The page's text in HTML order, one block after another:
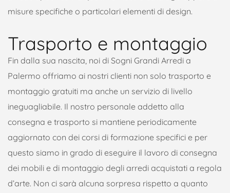
misure specifiche o particolari elementi di design.
Trasporto e montaggio
Fin dalla sua nascita, noi di Sogni Grandi Arredi a
Palermo offriamo ai nostri clienti non solo trasporto e
montaggio gratuiti ma anche un servizio di livello
ineguagliabile. Il nostro personale addetto alla
consegna e trasporto si mantiene periodicamente
aggiornato con dei corsi di formazione specifici e per
questo siamo in grado di eseguire il lavoro di consegna
dei mobili e di montaggio degli arredi acquistati a regola
d’arte. Non ci sarà alcuna sorpresa rispetto a quanto